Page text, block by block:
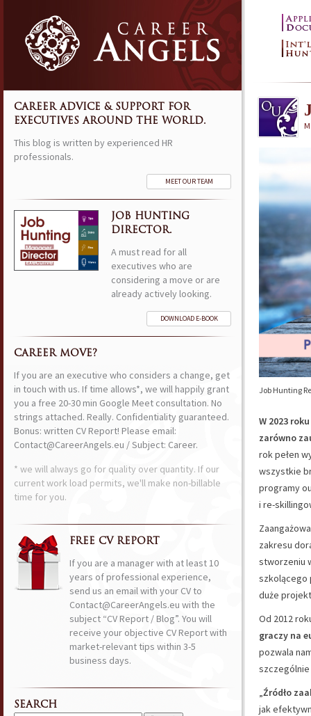
Job Hunting
W 2023
zarówno
rok pełen
wszystkie
programy
i re-
zakresu
stworzeniu
szkolącego
duże
Od 2012
graczy na
pozwala
szczególnie
„Źródło
jak
CAREER ADVICE & SUPPORT FOR
EXECUTIVES AROUND THE WORLD.
This blog is written by experienced HR
professionals.
MEET OUR TEAM
JOB HUNTING
DIRECTOR.
A must read for all
executives who are
considering a move or are
already actively looking.
DOWNLOAD E-BOOK
CAREER MOVE?
If you are an executive who considers a change, get
in touch with us. If time allows*, we will happily grant
you a free 20-30 min Google Meet consultation. No
strings attached. Really. Confidentiality guaranteed.
Bonus: written CV Report! Please email:
Contact@CareerAngels.eu / Subject: Career.
* we will always go for quality over quantity. If our
current work load permits, we'll make non-billable
time for you.
FREE CV REPORT
If you are a manager with at least 10
years of professional experience,
send us an email with your CV to
Contact@CareerAngels.eu with the
subject “CV Report / Blog”. You will
receive your objective CV Report with
market-relevant tips within 3-5
business days.
SEARCH